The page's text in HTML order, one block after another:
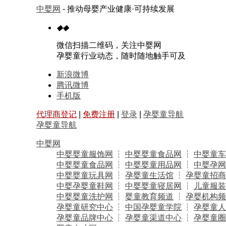
中婴网 - 推动母婴产业健康·可持续发展
◆◆
微信扫描二维码，关注中婴网
孕婴童行业动态，随时随地触手可及
新浪微博
腾讯微博
手机版
代理商登记 免费注册 登录
孕婴童导航
孕婴童导航
中婴网
中婴婴童服饰网
┆ 中婴婴童食品网 ┆ 中婴童
中婴婴童食品网
┆ 中婴婴童用品网 ┆ 中婴孕网
中婴婴童玩具网
┆ 孕婴童生活馆 ┆ 孕婴童招
中婴孕婴童鞋网
┆ 中婴婴童寝居网 ┆
儿童服
中婴婴童洗护网
┆ 婴童教育频道 ┆ 孕婴机构
孕婴童研究中心 ┆ 中国孕婴童学院 ┆ 孕婴童
孕婴童品牌中心 ┆ 孕婴童渠道中心 ┆ 孕婴童